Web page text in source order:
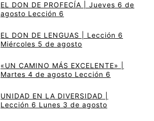
EL DON DE PROFECÍA | Jueves 6 de
agosto Lección 6
EL DON DE LENGUAS | Lección 6
Miércoles 5 de agosto
«UN CAMINO MÁS EXCELENTE» |
Martes 4 de agosto Lección 6
UNIDAD EN LA DIVERSIDAD |
Lección 6 Lunes 3 de agosto